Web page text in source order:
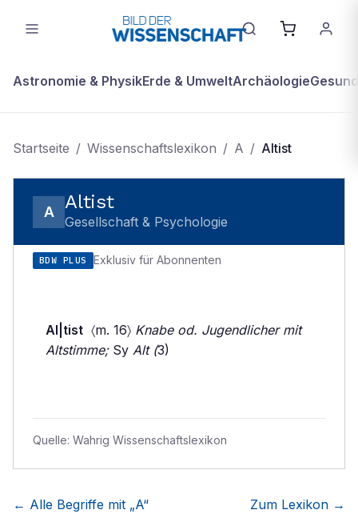
Astronomie & PhysikErde & UmweltArchäologie
Startseite / Wissenschaftslexikon / A / Altist
A Altist
Gesellschaft & Psychologie
BDW PLUS Exklusiv für Abonnenten
Al|tist 〈m. 16〉 Knabe od. Jugendlicher mit
Altstimme;Sy Alt (3)
Quelle: Wahrig Wissenschaftslexikon
← Alle Begriffe mit „A“ Zum Lexikon →